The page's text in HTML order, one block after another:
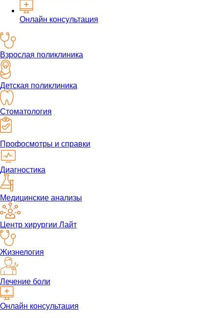
Онлайн консультация
Взрослая поликлиника
Детская поликлиника
Стоматология
Профосмотры и справки
Диагностика
Медицинские анализы
Центр хирургии Лайт
Жизнелогия
Лечение боли
Онлайн консультация